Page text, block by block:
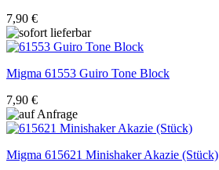
7,90 €
Migma 61553 Guiro Tone Block
7,90 €
Migma 615621 Minishaker Akazie (Stück)